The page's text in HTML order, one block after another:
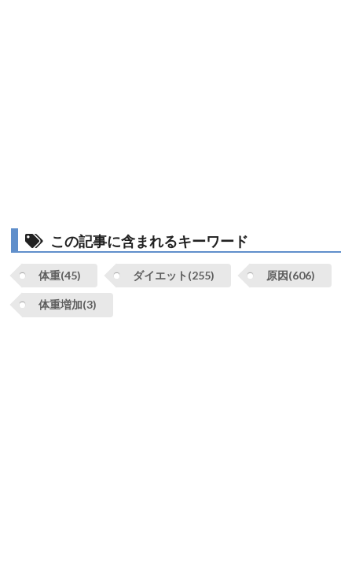
この記事に含まれるキーワード
体重(45) ダイエット(255) 原因(606)
体重増加(3)